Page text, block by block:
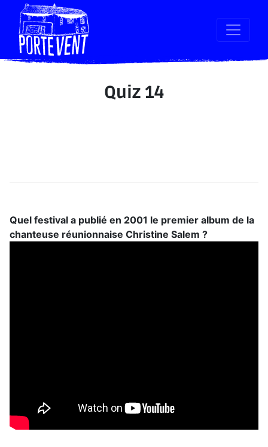
Quiz 14
Quel festival a publié en 2001 le premier album de la
chanteuse réunionnaise Christine Salem ?